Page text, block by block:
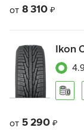
от 8 310 ₽
Ikon
от 5 290 ₽